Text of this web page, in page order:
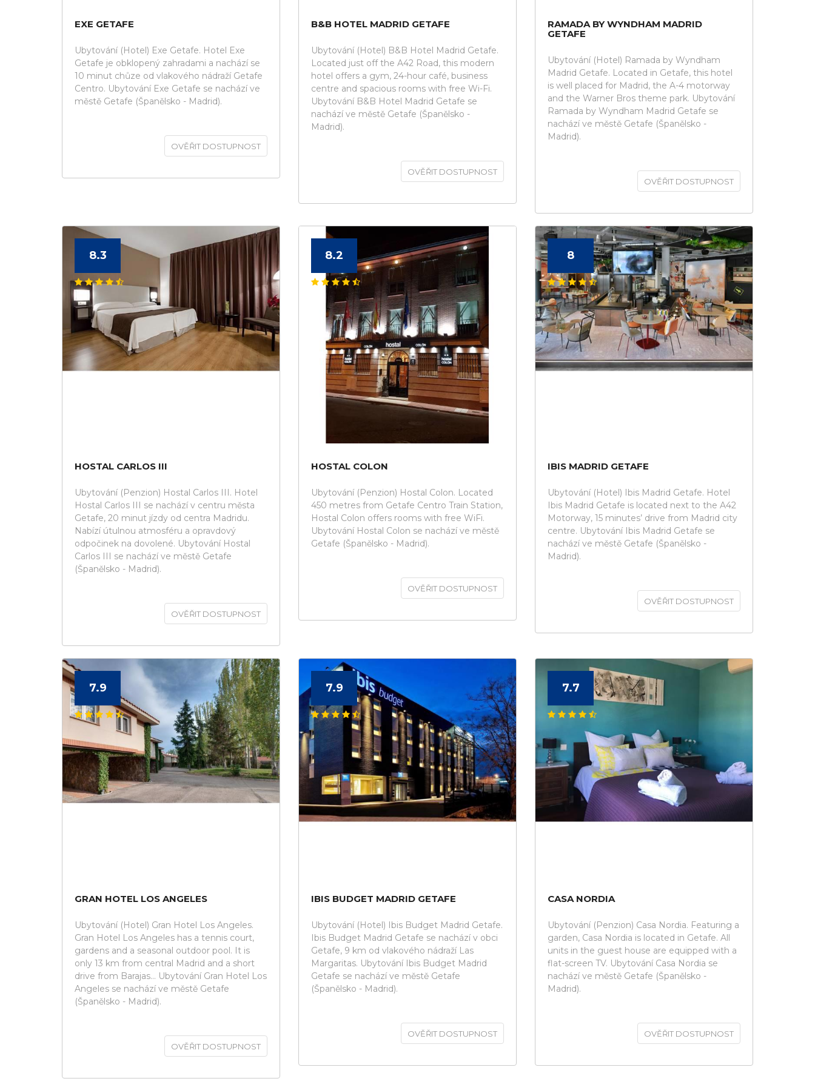
EXE GETAFE
Ubytování (Hotel) Exe Getafe. Hotel Exe
Getafe je obklopený zahradami a nachází se
10 minut chůze od vlakového nádraží Getafe
Centro. Ubytování Exe Getafe se nachází ve
městě Getafe (Španělsko - Madrid).
OVĚŘIT DOSTUPNOST
B&B HOTEL MADRID GETAFE
Ubytování (Hotel) B&B Hotel Madrid Getafe.
Located just off the A42 Road, this modern
hotel offers a gym, 24-hour café, business
centre and spacious rooms with free Wi-Fi.
Ubytování B&B Hotel Madrid Getafe se
nachází ve městě Getafe (Španělsko -
Madrid).
OVĚŘIT DOSTUPNOST
RAMADA BY WYNDHAM MADRID
GETAFE
Ubytování (Hotel) Ramada by Wyndham
Madrid Getafe. Located in Getafe, this hotel
is well placed for Madrid, the A-4 motorway
and the Warner Bros theme park. Ubytování
Ramada by Wyndham Madrid Getafe se
nachází ve městě Getafe (Španělsko -
Madrid).
OVĚŘIT DOSTUPNOST
8.3
HOSTAL CARLOS III
Ubytování (Penzion) Hostal Carlos III. Hotel
Hostal Carlos III se nachází v centru města
Getafe, 20 minut jízdy od centra Madridu.
Nabízí útulnou atmosféru a opravdový
odpočinek na dovolené. Ubytování Hostal
Carlos III se nachází ve městě Getafe
(Španělsko - Madrid).
OVĚŘIT DOSTUPNOST
8.2
HOSTAL COLON
Ubytování (Penzion) Hostal Colon. Located
450 metres from Getafe Centro Train Station,
Hostal Colon offers rooms with free WiFi.
Ubytování Hostal Colon se nachází ve městě
Getafe (Španělsko - Madrid).
OVĚŘIT DOSTUPNOST
8
IBIS MADRID GETAFE
Ubytování (Hotel) Ibis Madrid Getafe. Hotel
Ibis Madrid Getafe is located next to the A42
Motorway, 15 minutes’ drive from Madrid city
centre. Ubytování Ibis Madrid Getafe se
nachází ve městě Getafe (Španělsko -
Madrid).
OVĚŘIT DOSTUPNOST
7.9
GRAN HOTEL LOS ANGELES
Ubytování (Hotel) Gran Hotel Los Angeles.
Gran Hotel Los Angeles has a tennis court,
gardens and a seasonal outdoor pool. It is
only 13 km from central Madrid and a short
drive from Barajas... Ubytování Gran Hotel Los
Angeles se nachází ve městě Getafe
(Španělsko - Madrid).
OVĚŘIT DOSTUPNOST
7.9
IBIS BUDGET MADRID GETAFE
Ubytování (Hotel) Ibis Budget Madrid Getafe.
Ibis Budget Madrid Getafe se nachází v obci
Getafe, 9 km od vlakového nádraží Las
Margaritas. Ubytování Ibis Budget Madrid
Getafe se nachází ve městě Getafe
(Španělsko - Madrid).
OVĚŘIT DOSTUPNOST
7.7
CASA NORDIA
Ubytování (Penzion) Casa Nordia. Featuring a
garden, Casa Nordia is located in Getafe. All
units in the guest house are equipped with a
flat-screen TV. Ubytování Casa Nordia se
nachází ve městě Getafe (Španělsko -
Madrid).
OVĚŘIT DOSTUPNOST